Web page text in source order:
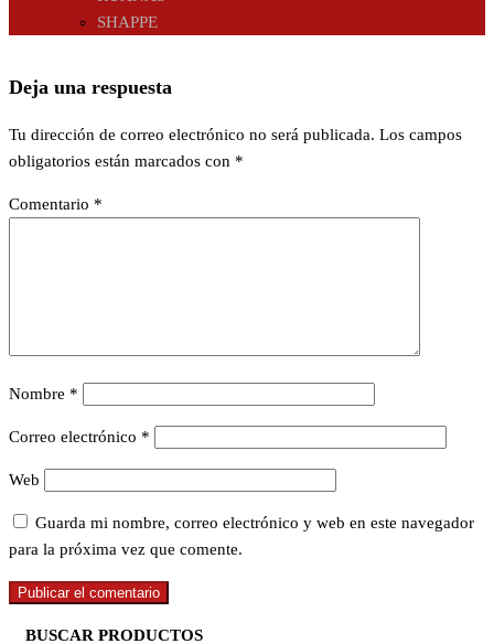
SHAPPE
Deja una respuesta
Tu dirección de correo electrónico no será publicada. Los campos
obligatorios están marcados con *
Comentario *
Nombre *
Correo electrónico *
Web
Guarda mi nombre, correo electrónico y web en este navegador
para la próxima vez que comente.
BUSCAR PRODUCTOS